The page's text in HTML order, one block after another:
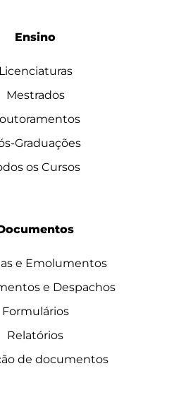
Ensino
Licenciaturas
Mestrados
Graduações
os Cursos
e Emolumentos
e Despachos
Formulários
Relatórios
de documentos